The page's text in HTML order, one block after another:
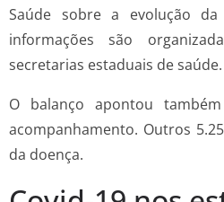
Saúde sobre a evolução
informações são
secretarias estaduais de saúde.
O balanço apontou
acompanhamento. Outros
da doença.